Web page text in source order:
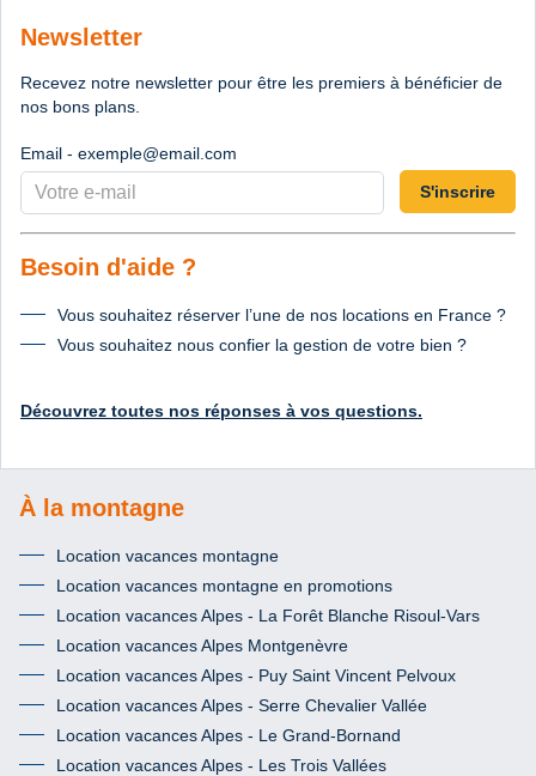
Newsletter
Recevez notre newsletter pour être les premiers à bénéficier de
nos bons plans.
Email - exemple@email.com
S'inscrire
Besoin d'aide ?
Vous souhaitez réserver l’une de nos locations en France ?
Vous souhaitez nous confier la gestion de votre bien ?
Découvrez toutes nos réponses à vos questions.
À la montagne
Location vacances montagne
Location vacances montagne en promotions
Location vacances Alpes - La Forêt Blanche Risoul-Vars
Location vacances Alpes Montgenèvre
Location vacances Alpes - Puy Saint Vincent Pelvoux
Location vacances Alpes - Serre Chevalier Vallée
Location vacances Alpes - Le Grand-Bornand
Location vacances Alpes - Les Trois Vallées